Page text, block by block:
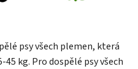
psy všech plemen, která
kg. Pro dospělé psy všech